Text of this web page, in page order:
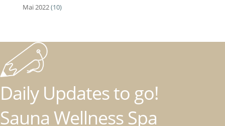
Mai 2022(10)
Daily Updates to go!
Sauna Wellness Spa